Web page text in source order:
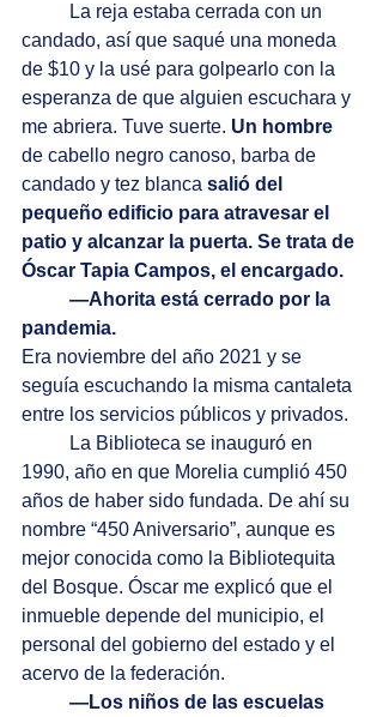
La reja estaba cerrada con un
candado, así que saqué una moneda
de $10 y la usé para golpearlo con la
esperanza de que alguien escuchara y
me abriera. Tuve suerte. Un hombre
de cabello negro canoso, barba de
candado y tez blanca salió del
pequeño edificio para atravesar el
patio y alcanzar la puerta. Se trata de
Óscar Tapia Campos, el encargado.
—Ahorita está cerrado por la
pandemia.
Era noviembre del año 2021 y se
seguía escuchando la misma cantaleta
entre los servicios públicos y privados.
La Biblioteca se inauguró en
1990, año en que Morelia cumplió 450
años de haber sido fundada. De ahí su
nombre “450 Aniversario”, aunque es
mejor conocida como la Bibliotequita
del Bosque. Óscar me explicó que el
inmueble depende del municipio, el
personal del gobierno del estado y el
acervo de la federación.
—Los niños de las escuelas